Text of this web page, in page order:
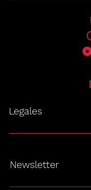
Legales
Newsletter